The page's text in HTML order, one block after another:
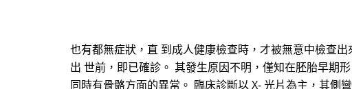
也有都無症狀，直 到成人健康檢查時，才被無意中檢查
出 世前，即已確診。 其發生原因不明，僅知在胚胎早期
同時有骨骼方面的異常。 臨床診斷以 X- 光片為主，其側